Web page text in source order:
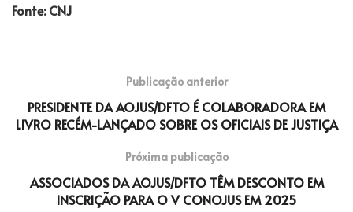
Fonte: CNJ
Publicação anterior
PRESIDENTE DA AOJUS/DFTO É COLABORADORA EM
LIVRO RECÉM-LANÇADO SOBRE OS OFICIAIS DE JUSTIÇA
Próxima publicação
ASSOCIADOS DA AOJUS/DFTO TÊM DESCONTO EM
INSCRIÇÃO PARA O V CONOJUS EM 2025